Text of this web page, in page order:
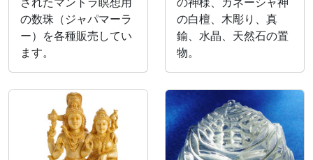
の数珠（ジャパマーラ
ー）を各種販売してい
ます。
の白檀、木彫り、真
鍮、水晶、天然石の置
物。